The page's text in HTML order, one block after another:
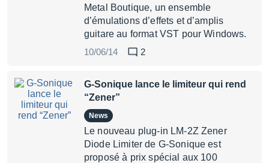
Metal Boutique, un ensemble
d’émulations d’effets et d’amplis
guitare au format VST pour Windows.
10/06/14
2
G-Sonique lance le limiteur qui rend
“Zener”
News
Le nouveau plug-in LM-2Z Zener
Diode Limiter de G-Sonique est
proposé à prix spécial aux 100